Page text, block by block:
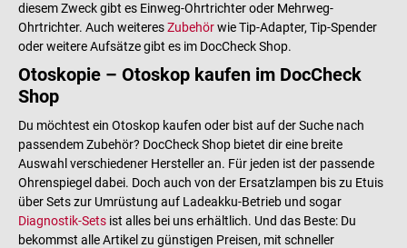
diesem Zweck gibt es Einweg-Ohrtrichter oder Mehrweg-
Ohrtrichter. Auch weiteresZubehörwie Tip-Adapter, Tip-Spender
oder weitere Aufsätze gibt es im DocCheck Shop.
Otoskopie – Otoskop kaufen im DocCheck
Shop
Du möchtest ein Otoskop kaufen oder bist auf der Suche nach
passendem Zubehör? DocCheck Shop bietet dir eine breite
Auswahl verschiedener Hersteller an. Für jeden ist der passende
Ohrenspiegel dabei. Doch auch von der Ersatzlampen bis zu Etuis
über Sets zur Umrüstung auf Ladeakku-Betrieb und sogar
Diagnostik-Sets ist alles bei uns erhältlich. Und das Beste: Du
bekommst alle Artikel zu günstigen Preisen, mit schneller